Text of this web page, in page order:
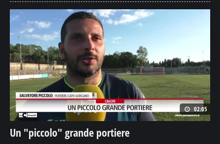
02:05
Un "piccolo" grande portiere